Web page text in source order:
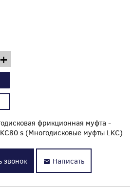
+
фрикционная муфта -
s (Многодисковые муфты LKC)
звонок Написать